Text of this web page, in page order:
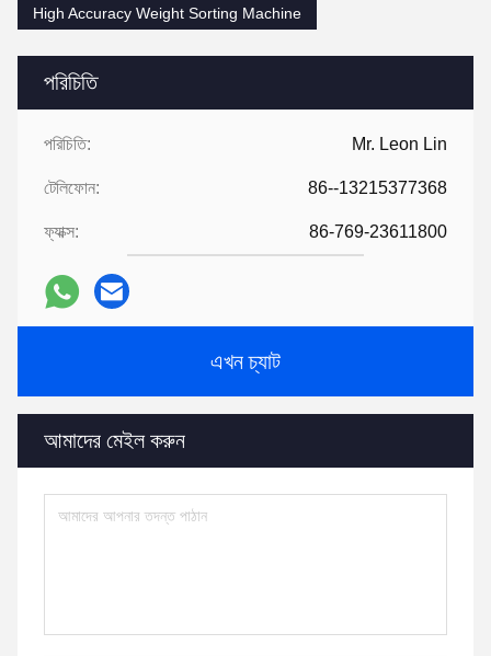
পরিচিতি
পরিচিতি: Mr. Leon Lin
টেলিফোন: 86--13215377368
ফ্যাক্স: 86-769-23611800
এখন চ্যাট
আমাদের মেইল ​​করুন
High Accuracy Weight Sorting Machine